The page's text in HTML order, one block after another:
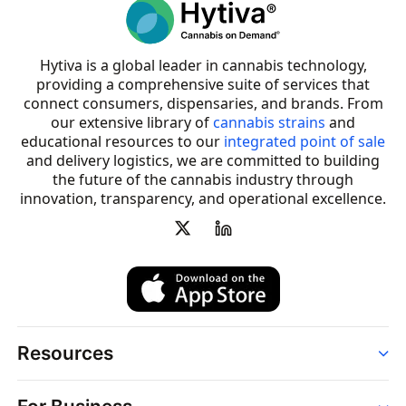
Hytiva is a global leader in cannabis technology,
providing a comprehensive suite of services that
connect consumers, dispensaries, and brands. From
our extensive library ofcannabis strains and
educational resources to our integrated point of sale
and delivery logistics, we are committed to building
the future of the cannabis industry through
innovation, transparency, and operational excellence.
Resources